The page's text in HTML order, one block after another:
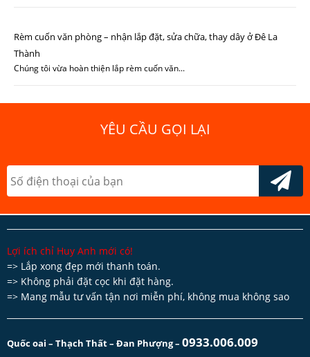
Rèm cuốn văn phòng – nhận lắp đặt, sửa chữa, thay dây ở Đê La
Thành
Chúng tôi vừa hoàn thiện lắp rèm cuốn văn...
YÊU CẦU GỌI LẠI
Lợi ích chỉ Huy Anh mới có!
=> Lắp xong đẹp mới thanh toán.
=> Không phải đặt cọc khi đặt hàng.
=> Mang mẫu tư vấn tận nơi miễn phí, không mua không sao
Quốc oai – Thạch Thất – Đan Phượng– 0933.006.009